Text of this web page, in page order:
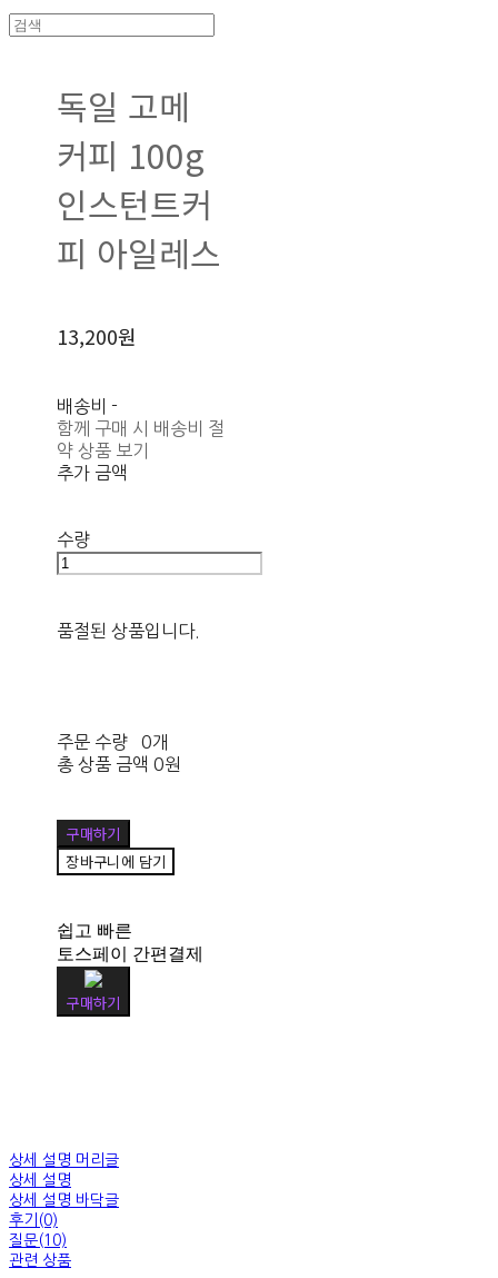
독일 고메
커피 100g
인스턴트커
피 아일레스
13,200원
배송비 -
함께 구매 시 배송비 절
약 상품 보기
추가 금액
수량
품절된 상품입니다.
주문 수량
0개
총 상품 금액 0원
구매하기
장바구니에 담기
쉽고 빠른
토스페이 간편결제
구매하기
상세 설명 머리글
상세 설명
상세 설명 바닥글
후기(0)
질문(10)
관련 상품